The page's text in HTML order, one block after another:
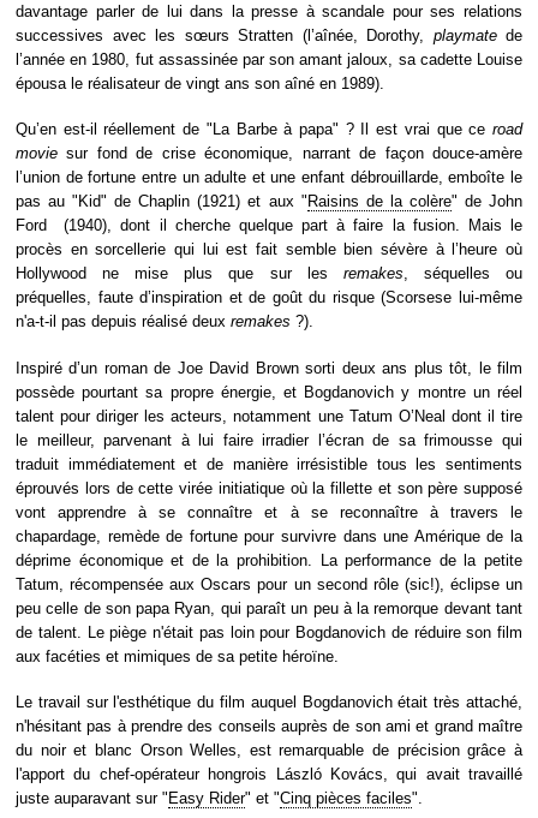
davantage parler de lui dans la presse à scandale pour ses relations
successives avec les sœurs Stratten (l’aînée, Dorothy, playmatede
l’année en 1980, fut assassinée par son amant jaloux, sa cadette Louise
épousa le réalisateur de vingt ans son aîné en 1989).
Qu’en est-il réellement de "La Barbe à papa" ? Il est vrai que ce road
movie sur fond de crise économique, narrant de façon douce-amère
l’union de fortune entre un adulte et une enfant débrouillarde, emboîte le
pas au "Kid" de Chaplin (1921) et aux " Raisins de la colère" de John
Ford (1940), dont il cherche quelque part à faire la fusion. Mais le
procès en sorcellerie qui lui est fait semble bien sévère à l’heure où
Hollywood ne mise plus que sur les remakes, séquelles ou
préquelles, faute d’inspiration et de goût du risque (Scorsese lui-même
n'a-t-il pas depuis réalisé deux remakes ?).
Inspiré d’un roman de Joe David Brown sorti deux ans plus tôt, le film
possède pourtant sa propre énergie, et Bogdanovich y montre un réel
talent pour diriger les acteurs, notamment une Tatum O’Neal dont il tire
le meilleur, parvenant à lui faire irradier l’écran de sa frimousse qui
traduit immédiatement et de manière irrésistible tous les sentiments
éprouvés lors de cette virée initiatique où la fillette et son père supposé
vont apprendre à se connaître et à se reconnaître à travers le
chapardage, remède de fortune pour survivre dans une Amérique de la
déprime économique et de la prohibition. La performance de la petite
Tatum, récompensée aux Oscars pour un second rôle (sic!), éclipse un
peu celle de son papa Ryan, qui paraît un peu à la remorque devant tant
de talent. Le piège n'était pas loin pour Bogdanovich de réduire son film
aux facéties et mimiques de sa petite héroïne.
Le travail sur l'esthétique du film auquel Bogdanovich était très attaché,
n'hésitant pas à prendre des conseils auprès de son ami et grand maître
du noir et blanc Orson Welles, est remarquable de précision grâce à
l'apport du chef-opérateur hongrois László Kovács, qui avait travaillé
juste auparavant sur " Easy Rider" et "Cinq pièces faciles".